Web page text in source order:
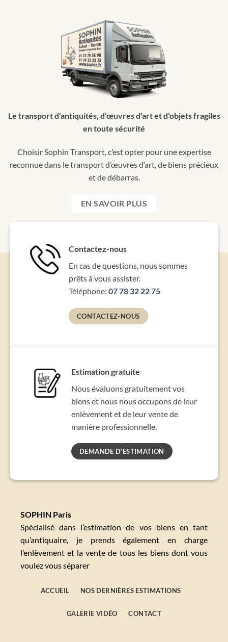
Le transport d’antiquités, d’œuvres d’art et d’objets fragiles
en toute sécurité
Choisir Sophin Transport, c’est opter pour une expertise
reconnue dans le transport d’œuvres d’art, de biens précieux
et de débarras.
EN SAVOIR PLUS
Contactez-nous
En cas de questions, nous sommes
prêts à vous assister.
Téléphone: 07 78 32 22 75
CONTACTEZ-NOUS
Estimation gratuite
Nous évaluons gratuitement vos
biens et nous nous occupons de leur
enlèvement et de leur vente de
manière professionnelle.
DEMANDE D'ESTIMATION
SOPHIN Paris
Spécialisé dans l’estimation de vos biens en tant
qu’antiquaire, je prends également en charge
l’enlèvement et la vente de tous les biens dont vous
voulez vous séparer
ACCUEIL NOS DERNIÈRES ESTIMATIONS
GALERIE VIDÉO CONTACT